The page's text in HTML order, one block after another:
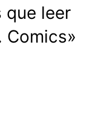
que leer
Comics»